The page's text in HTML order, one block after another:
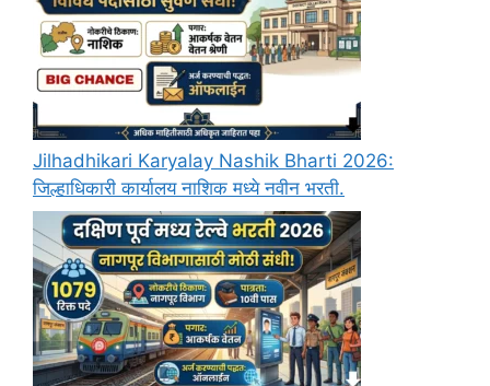
Jilhadhikari Karyalay Nashik Bharti 2026:
जिल्हाधिकारी कार्यालय नाशिक मध्ये नवीन भरती.